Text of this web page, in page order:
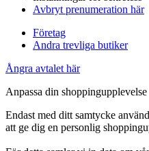
Avbryt prenumeration här
Företag
Andra trevliga butiker
Ångra avtalet här
Anpassa din shoppingupplevelse
Endast med ditt samtycke
att ge dig en personlig